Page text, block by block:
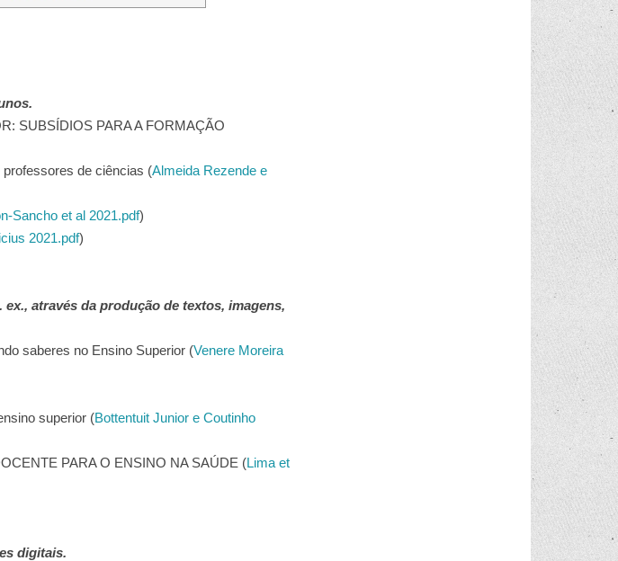
SUBSÍDIOS PARA A FORMAÇÃO
de ciências (Almeida Rezende e
Sancho et al 2021.pdf)
2021.pdf)
através da produção de textos, imagens,
saberes no Ensino Superior (Venere Moreira
superior (Bottentuit Junior e Coutinho
PARA O ENSINO NA SAÚDE (Lima et
digitais.